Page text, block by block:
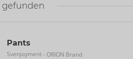
Pants
Svenjoyment- ORION Brand